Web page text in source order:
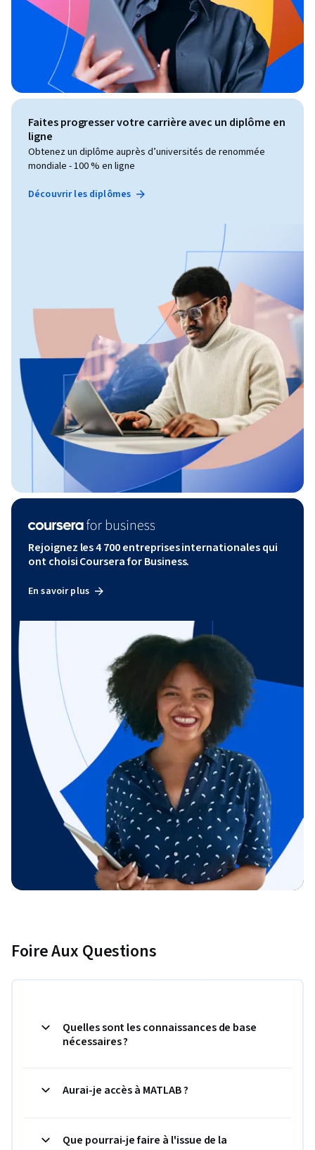
Faites progresser votre carrière avec un diplôme en
ligne
Obtenez un diplôme auprès d’universités de renommée
mondiale - 100 % en ligne
Découvrir les diplômes
Rejoignez les 4 700 entreprises internationales qui
ont choisi Coursera for Business.
En savoir plus
Foire Aux Questions
Quelles sont les connaissances de base
nécessaires ?
Aurai-je accès à MATLAB ?
Que pourrai-je faire à l'issue de la